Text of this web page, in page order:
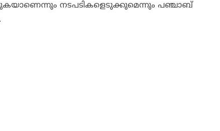
നടപടികളെടുക്കുമെന്നും പഞ്ചാബ്